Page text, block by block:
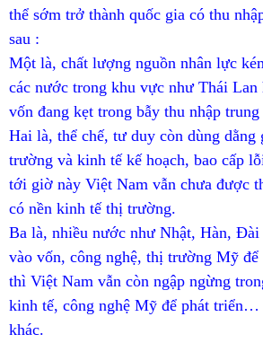
thể sớm trở thành quốc gia có thu
sau :
Một là, chất lượng nguồn nhân lực
các nước trong khu vực như Thái
vốn đang kẹt trong bẫy thu nhập
Hai là, thể chế, tư duy còn dùng
trường và kinh tế kế hoạch, bao cấp
tới giờ này Việt Nam vẫn chưa được
có nền kinh tế thị trường.
Ba là, nhiều nước như Nhật, Hàn,
vào vốn, công nghệ, thị trường Mỹ
thì Việt Nam vẫn còn ngập ngừng
kinh tế, công nghệ Mỹ để phát
khác.